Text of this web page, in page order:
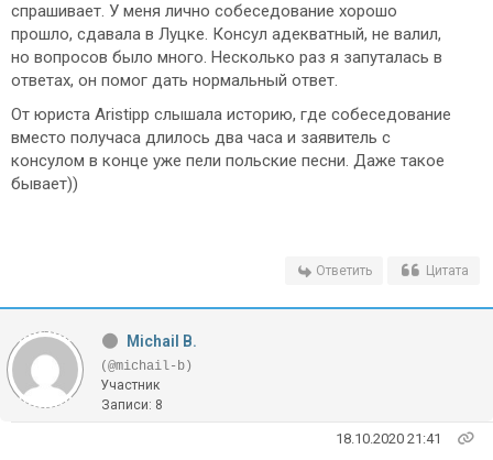
спрашивает. У меня лично собеседование хорошо
прошло, сдавала в Луцке. Консул адекватный, не валил,
но вопросов было много. Несколько раз я запуталась в
ответах, он помог дать нормальный ответ.
От юриста Aristipp слышала историю, где собеседование
вместо получаса длилось два часа и заявитель с
консулом в конце уже пели польские песни. Даже такое
бывает))
Ответить Цитата
Michail B.
(@michail-b)
Участник
Записи: 8
18.10.2020 21:41